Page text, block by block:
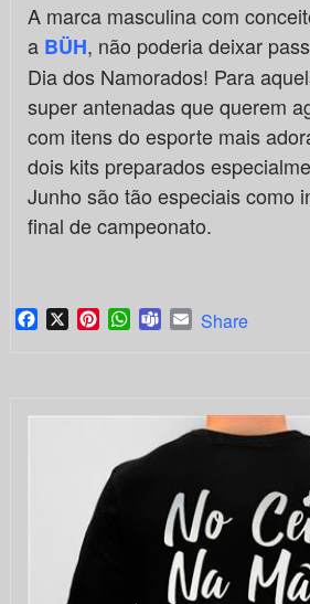
A marca masculina com
a BÜH, não poderia deixar
Dia dos Namorados! Para
super antenadas que querem
com itens do esporte mais
dois kits preparados
Junho são tão especiais como
final de campeonato.
Facebook
X PinterestWhatsApp
TeamsEmail
Share